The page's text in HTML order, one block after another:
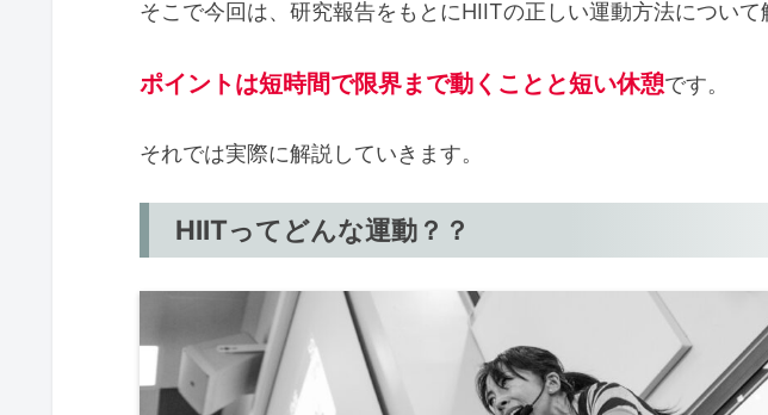
そこで今回は、研究報告をもとにHIITの正しい運動方法について
ポイントは短時間で限界まで動くことと短い休憩です。
それでは実際に解説していきます。
HIITってどんな運動？？